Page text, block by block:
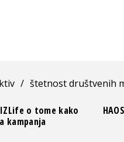
/ štetnost društvenih
o tome kako
kampanja